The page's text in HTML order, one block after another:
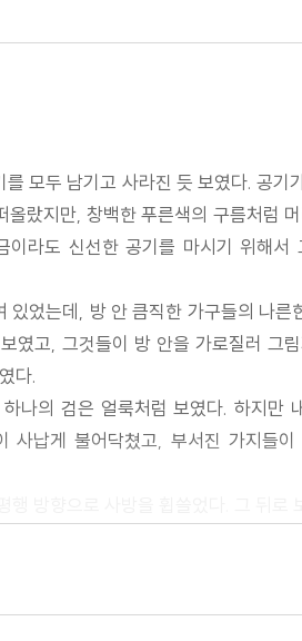
모두 남기고 사라진 듯 보였다. 공
랐지만, 창백한 푸른색의 구름처럼
라도 신선한 공기를 마시기 위해
었는데, 방 안 큼직한 가구들의 나
고, 그것들이 방 안을 가로질러 그
다.
나의 검은 얼룩처럼 보였다. 하지만
납게 불어닥쳤고, 부서진 가지들
방향으로 사방을 휩쓸었다. 그 뒤
은 마치 공포의 끝을 딛고 서 있는
은 무의미해 보였다. 그 어떤 이야기